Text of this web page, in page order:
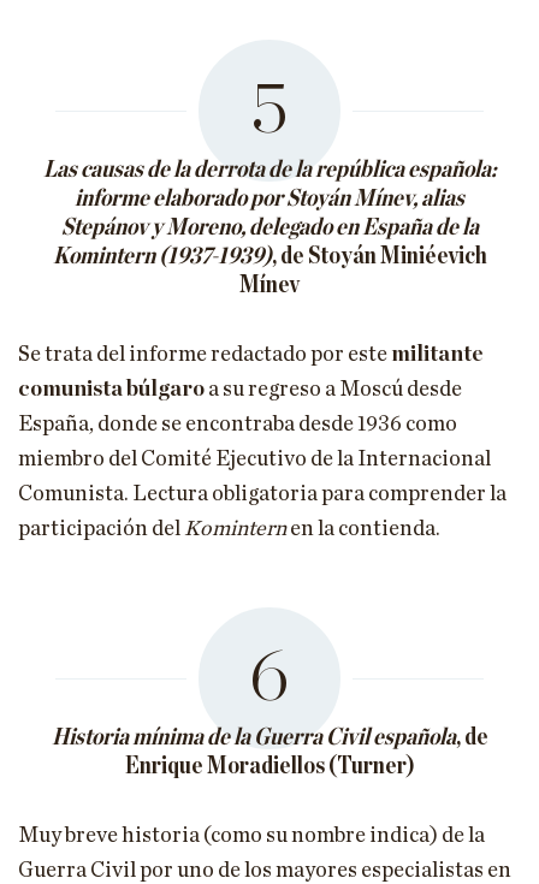
5
Las causas de la derrota de la república española:
informe elaborado por Stoyán Mínev, alias
Stepánov y Moreno, delegado en España de la
Komintern (1937-1939), de Stoyán Miniéevich
Mínev
Se trata del informe redactado por este militante
comunista búlgaro a su regreso a Moscú desde
España, donde se encontraba desde 1936 como
miembro del Comité Ejecutivo de la Internacional
Comunista. Lectura obligatoria para comprender la
participación delKominternen la contienda.
6
Historia mínima de la Guerra Civil española, de
Enrique Moradiellos (Turner)
Muy breve historia (como su nombre indica) de la
Guerra Civil por uno de los mayores especialistas en